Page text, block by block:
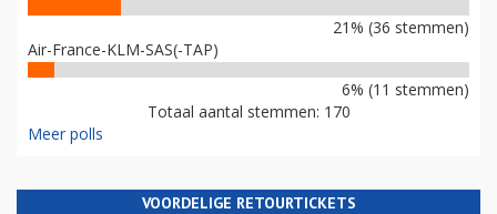
21% (36 stemmen)
Air-France-KLM-SAS(-TAP)
6% (11 stemmen)
Totaal aantal stemmen: 170
Meer polls
VOORDELIGE RETOURTICKETS